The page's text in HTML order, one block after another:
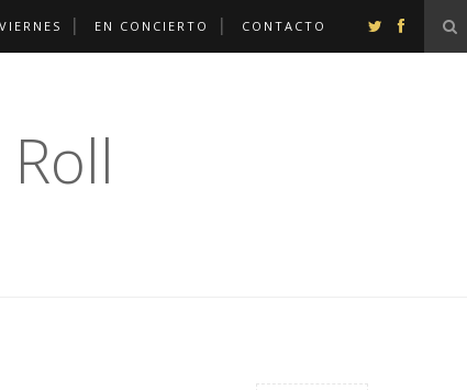
VIERNES EN CONCIERTO CONTACTO